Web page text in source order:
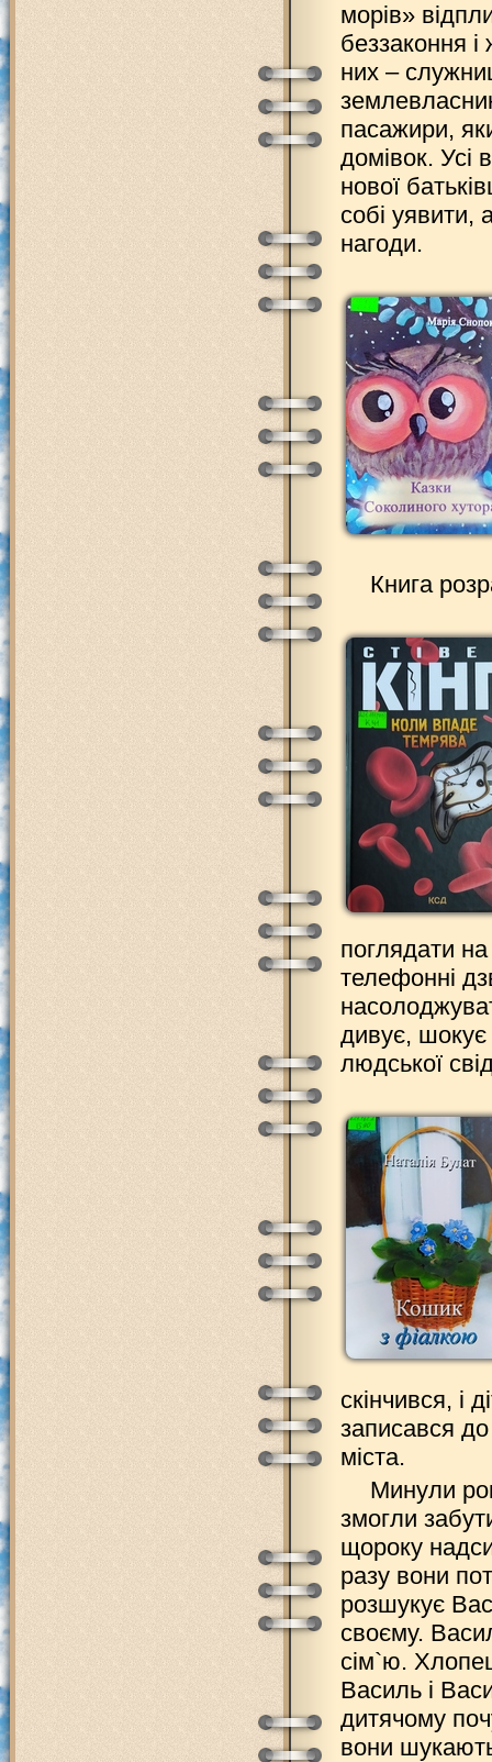
морів»
беззаконня
них –
пасажири,
домівок. Усі
нової
собі уявити,
нагоди.
Книга
поглядати
телефонні
дивує, шокує
людської
скінчився, і
записався
міста.
Минули
змогли
щороку
разу вони
розшукує
своєму.
сім`ю.
Василь і
дитячому
вони